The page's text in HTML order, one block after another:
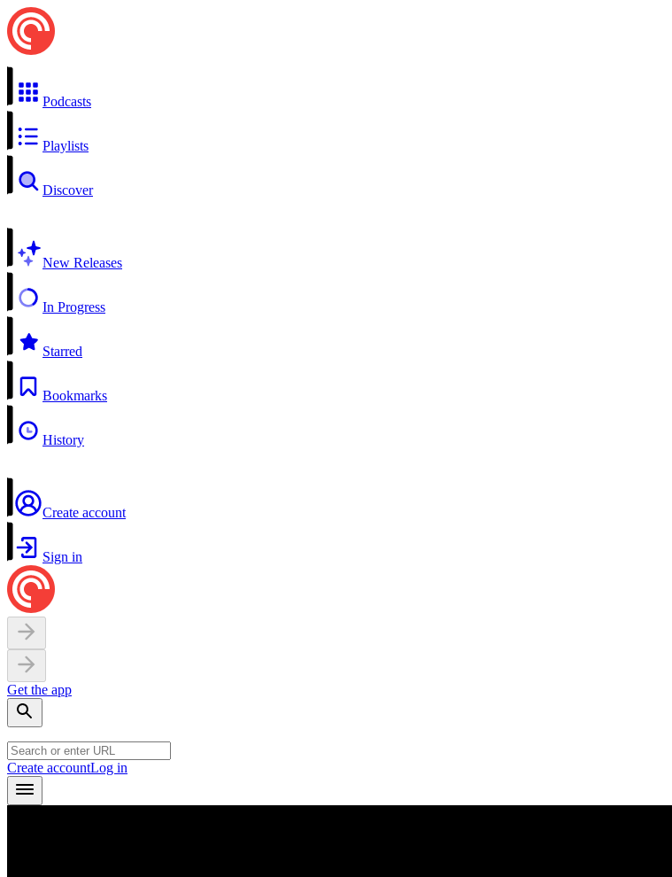
Podcasts
Playlists
Discover
New Releases
In Progress
Starred
Bookmarks
History
Create account
Sign in
Get the app
Create accountLog in